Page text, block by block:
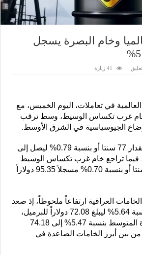
وخام البصرة يسجل
41 زيارة
في تعاملات، اليوم الخميس، مع
غرب تكساس الوسيط، وسط ترقب
الجيوسياسية في الشرق الأوسط.
وانخفض خام برنت بمقدار 77 سنتا أو بنسبة 0.79% ليصل إلى
فيما تراجع خام غرب تكساس الوسيط
الأميركي بمقدار 67 سنتا أو بنسبة 0.70% مسجلاً 95.35 دولاراً
العراقية ارتفاعاً ملحوظاً، إذ صعد
خام البصرة الثقيل بنسبة 5.64% ليبلغ 72.08 دولاراً للبرميل،
فيما ارتفع خام البصرة المتوسط بنسبة 5.47% إلى 74.18
من بين أبرز الخامات الصاعدة في